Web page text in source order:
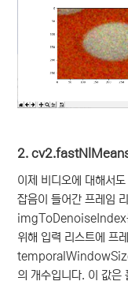
2.
이제 비디오에 대해서
잡음이 들어간 프레임
imgToDenoiseIndex
위해 입력 리스트에 프
temporalWindowSize
의 개수입니다. 이 값은